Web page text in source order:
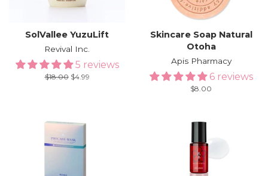
SolVallee YuzuLift
Revival Inc.
5 reviews
Regular
$18.00 Sale
$4.99
Skincare Soap Natural
Otoha
Apis Pharmacy
6 reviews
Regular
$8.00